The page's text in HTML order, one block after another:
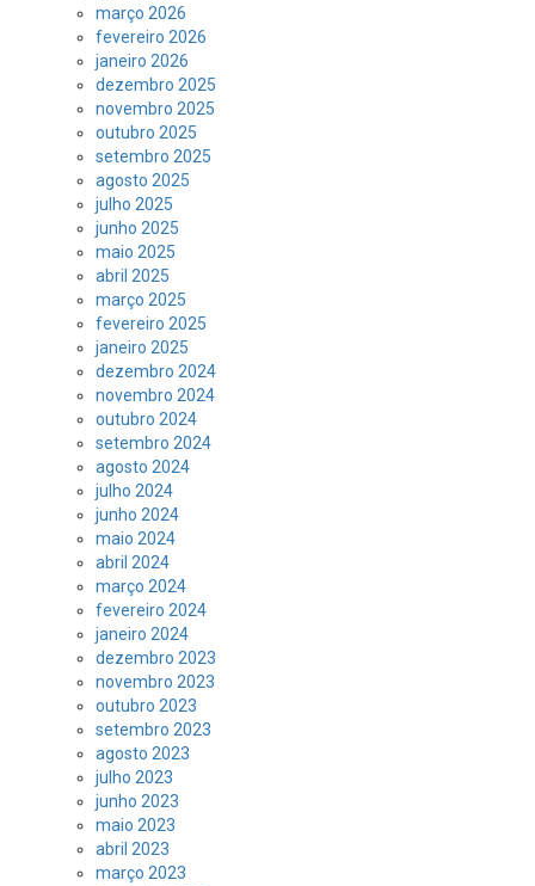
março 2026
fevereiro 2026
janeiro 2026
dezembro 2025
novembro 2025
outubro 2025
setembro 2025
agosto 2025
julho 2025
junho 2025
maio 2025
abril 2025
março 2025
fevereiro 2025
janeiro 2025
dezembro 2024
novembro 2024
outubro 2024
setembro 2024
agosto 2024
julho 2024
junho 2024
maio 2024
abril 2024
março 2024
fevereiro 2024
janeiro 2024
dezembro 2023
novembro 2023
outubro 2023
setembro 2023
agosto 2023
julho 2023
junho 2023
maio 2023
abril 2023
março 2023